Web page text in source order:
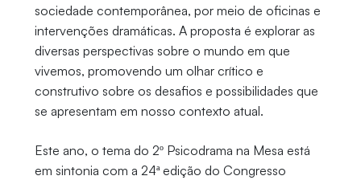
sociedade contemporânea, por meio de oficinas e
intervenções dramáticas. A proposta é explorar as
diversas perspectivas sobre o mundo em que
vivemos, promovendo um olhar crítico e
construtivo sobre os desafios e possibilidades que
se apresentam em nosso contexto atual.
Este ano, o tema do 2º Psicodrama na Mesa está
em sintonia com a 24ª edição do Congresso